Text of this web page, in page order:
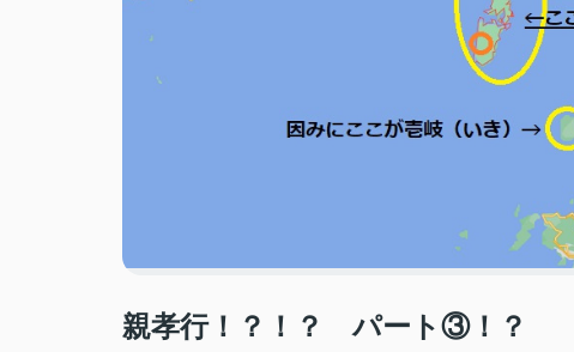
親孝行！？！？ パート③！？